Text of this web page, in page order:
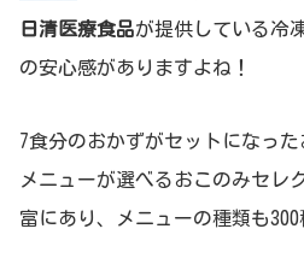
日清医療食品が提供している冷
の安心感がありますよね！
7食分のおかずがセットになっ
メニューが選べるおこのみセレ
富にあり、メニューの種類も300